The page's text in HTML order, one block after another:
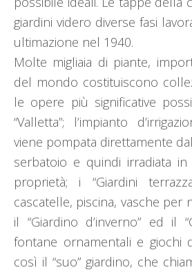
giardini videro diverse fasi
ultimazione nel 1940.
Molte migliaia di piante,
del mondo costituiscono
le opere più significative
“Valletta”; l’impianto
viene pompata direttamente
serbatoio e quindi irradiata
proprietà; i “Giardini
cascatelle, piscina, vasche per
il “Giardino d’inverno” ed il
fontane ornamentali e giochi
così il “suo” giardino, che